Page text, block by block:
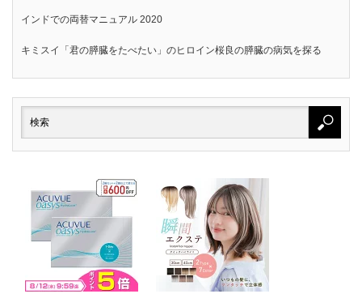
インドでの両替マニュアル 2020
キミスイ「君の膵臓をたべたい」のヒロイン桜良の膵臓の病気を探る